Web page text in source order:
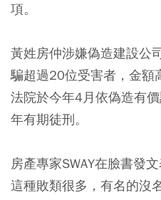
項。
黃姓房仲涉嫌偽造建設公
騙超過20位受害者，金
法院於今年4月依偽造有
年有期徒刑。
房產專家SWAY在臉書發
這種敗類很多，有名的沒